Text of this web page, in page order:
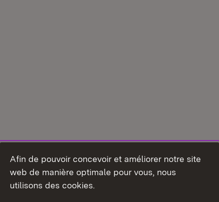
Afin de pouvoir concevoir et améliorer notre site
web de manière optimale pour vous, nous
utilisons des cookies.